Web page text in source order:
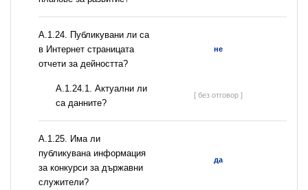
А.1.24. Публикувани ли са
в Интернет страницата
отчети за дейността?
не
A.1.24.1. Актуални ли
са данните?
[ без отговор ]
А.1.25. Има ли
публикувана информация
за конкурси за държавни
служители?
да